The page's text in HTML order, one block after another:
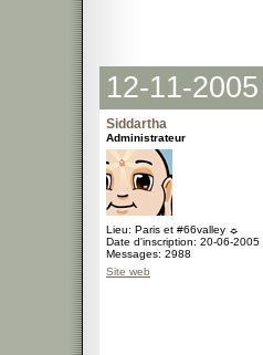
12-11-
Siddartha
Administrateur
Lieu: Paris et #66valley ☼
Date d'inscription: 20-06-2005
Messages: 2988
Site web